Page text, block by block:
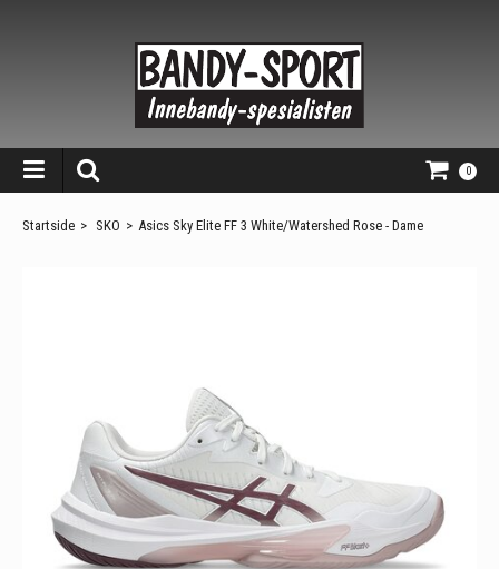
0
Startside > SKO > Asics Sky Elite FF 3 White/Watershed Rose - Dame